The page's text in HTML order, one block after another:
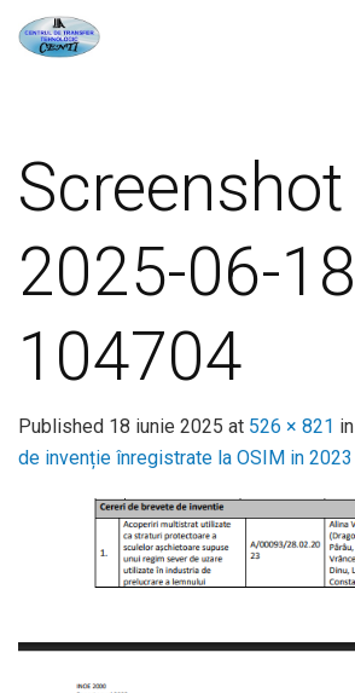
Screenshot
2025-06-18
104704
Published 18 iunie 2025 at 526 × 821 in
de invenție înregistrate la OSIM in 2023